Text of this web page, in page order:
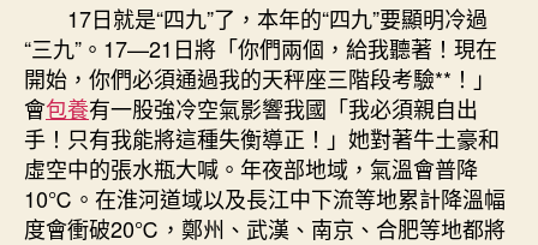
17日就是“四九”了，本年的“四九”要顯明冷過
“三九”。17—21日將「你們兩個，給我聽著！現在
開始，你們必須通過我的天秤座三階段考驗**！」
會包養有一股強冷空氣影響我國「我必須親自出
手！只有我能將這種失衡導正！」她對著牛土豪和
虛空中的張水瓶大喊。年夜部地域，氣溫會普降
10℃。在淮河道域以及長江中下流等地累計降溫幅
度會衝破20℃，鄭州、武漢、南京、合肥等地都將